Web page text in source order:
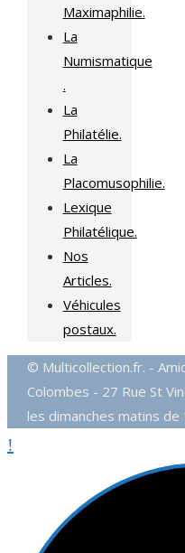
Maximaphilie.
La
Numismatique
.
La
Philatélie.
La
Placomusophilie.
Lexique
Philatélique.
Nos
Articles.
Véhicules
postaux.
© Multicollection.fr. -
Colombes - 27 Rue St
les dimanches matins